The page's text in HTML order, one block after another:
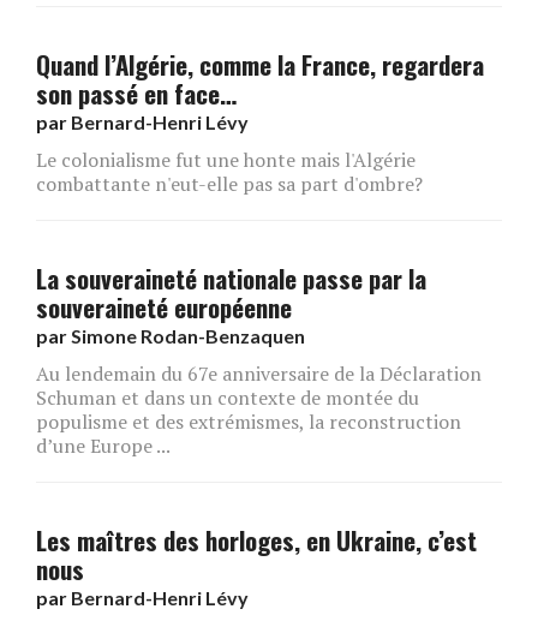
Quand l’Algérie, comme la France, regardera
son passé en face…
par Bernard-Henri Lévy
Le colonialisme fut une honte mais l'Algérie
combattante n'eut-elle pas sa part d'ombre?
La souveraineté nationale passe par la
souveraineté européenne
parSimone Rodan-Benzaquen
Au lendemain du 67e anniversaire de la Déclaration
Schuman et dans un contexte de montée du
populisme et des extrémismes, la reconstruction
d’une Europe ...
Les maîtres des horloges, en Ukraine, c’est
nous
par Bernard-Henri Lévy